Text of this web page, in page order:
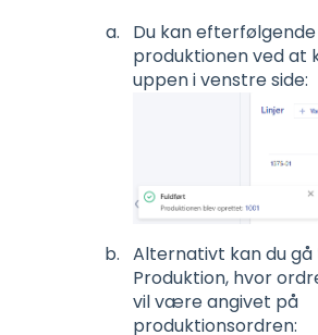
Du kan
produktionen ved at
uppen i venstre side:
Alternativt kan du
Produktion, hvor
vil være angivet på
produktionsordren: